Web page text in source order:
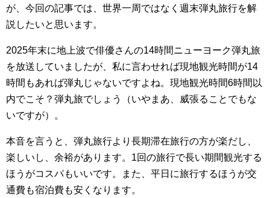
が、今回の記事では、世界一周ではなく週末弾丸旅行を解
説したいと思います。
2025年末に地上波で俳優さんの14時間ニューヨーク弾丸旅
を放送していましたが、私に言わせれば現地観光時間が14
時間もあれば弾丸じゃないですよね。現地観光時間6時間以
内でこそ？弾丸旅でしょう（いやまあ、威張ることでもな
いですが）。
本音を言うと、弾丸旅行より長期滞在旅行の方が楽だし、
楽しいし、余裕があります。1回の旅行で長い期間観光する
ほうがコスパもいいです。また、平日に旅行するほうが交
通費も宿泊費も安くなります。